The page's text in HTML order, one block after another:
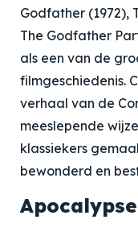
Godfather (1972),
The Godfather
als een van de
filmgeschiedenis.
verhaal van de
meeslepende
klassiekers
bewonderd en